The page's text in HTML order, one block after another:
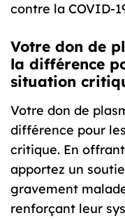
contre la COVID-
Votre don de
la différence
situation
Votre don de
différence pour
critique. En
apportez un
gravement
renforçant leur